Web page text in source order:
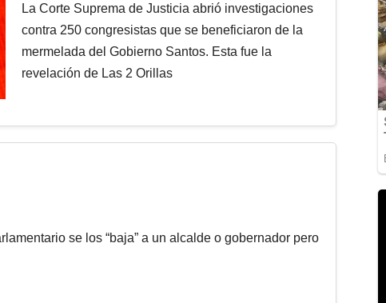
La Corte Suprema de Justicia abrió investigaciones
contra 250 congresistas que se beneficiaron de la
mermelada del Gobierno Santos. Esta fue la
revelación de Las 2 Orillas
se los “baja” a un alcalde o gobernador pero